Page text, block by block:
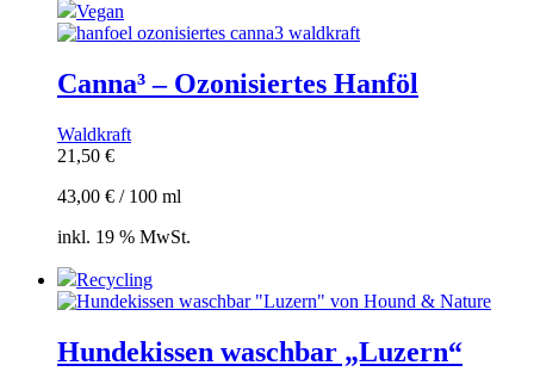
Vegan
Canna³ – Ozonisiertes Hanföl
Waldkraft
21,50 €
43,00 € / 100 ml
inkl. 19 % MwSt.
Recycling
Hundekissen waschbar „Luzern“